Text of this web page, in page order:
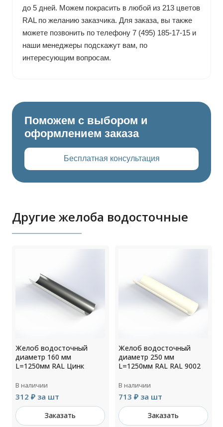
до 5 дней. Можем покрасить в любой из 213 цветов
RAL по желанию заказчика. Для заказа, вы также
можете позвонить по телефону 7 (495) 185-17-15 и
наши менеджеры подскажут вам, по
интересующим вопросам.
Поможем с выбором и
оформлением заказа
Бесплатная консультация
Другие желоба водосточные
Желоб водосточный
диаметр 160 мм
L=1250мм RAL Цинк
В наличии
312 ₽ за шт
Заказать
Желоб водосточный
диаметр 250 мм
L=1250мм RAL RAL 9002
В наличии
713 ₽ за шт
Заказать